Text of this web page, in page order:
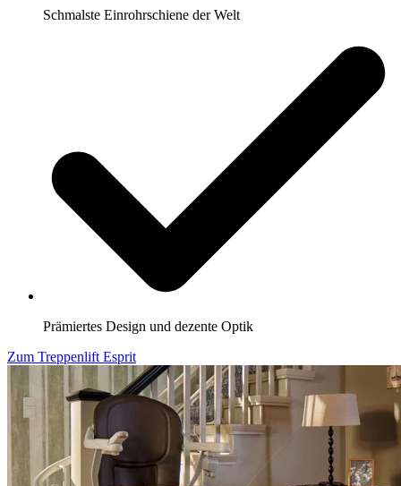
Schmalste Einrohrschiene der Welt
Prämiertes Design und dezente Optik
Zum Treppenlift Esprit